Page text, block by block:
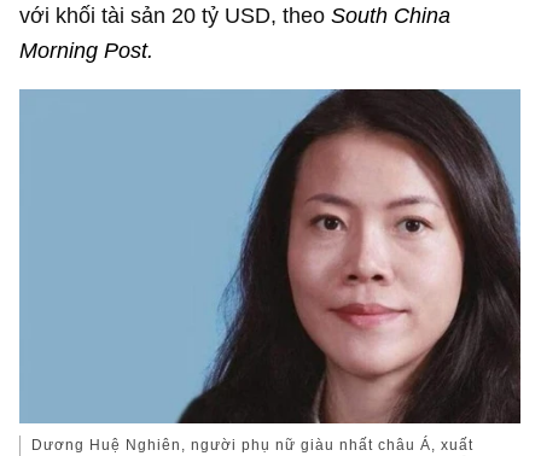
với khối tài sản 20 tỷ USD, theoSouth China
Morning Post.
Dương Huệ Nghiên, người phụ nữ giàu nhất châu Á, xuất